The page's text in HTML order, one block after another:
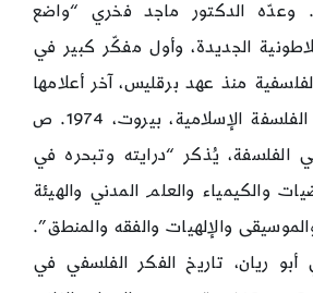
وعدّه الدكتور ماجد فخري “واضع
الجديدة، وأول مفكّر كبير في
منذ عهد برقليس، آخر أعلامها
في الغرب”. (تاريخ الفلسفة الإسلامية، بيروت، 1974. ص
الفلسفة، يُذكر “درايته وتبحره في
والكيمياء والعلم المدني والهيئة
والإلهيات والفقه والمنطق”.
ريان، تاريخ الفكر الفلسفي في